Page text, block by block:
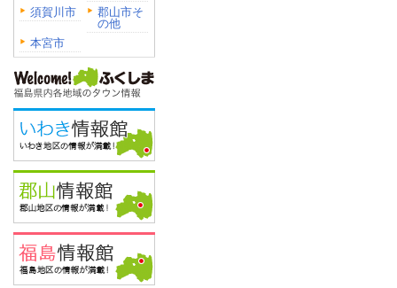
須賀川市
郡山市そ
の他
本宮市